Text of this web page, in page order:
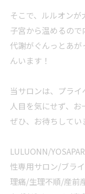
そこで、ルルオンが
子宮から温めるので
代謝がぐんっとあが
んいます！
当サロンは、プラ
人目を気にせず、お
ぜひ、お待ちしてい
LULUONN/
性専用サロン/ブラ
理痛/生理不順/産前